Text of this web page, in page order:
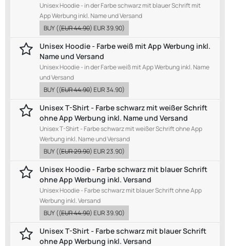
Unisex Hoodie - in der Farbe schwarz mit blauer Schrift mit
App Werbung inkl. Name und Versand
BUY((EUR 44.90)EUR 39.90)
Unisex Hoodie - Farbe weiß mit App Werbung inkl.
Name und Versand
Unisex Hoodie - in der Farbe weiß mit App Werbung inkl. Name
und Versand
BUY((EUR 44.90)EUR 34.90)
Unisex T-Shirt - Farbe schwarz mit weißer Schrift
ohne App Werbung inkl. Name und Versand
Unisex T-Shirt - Farbe schwarz mit weißer Schrift ohne App
Werbung inkl. Name und Versand
BUY((EUR 29.90)EUR 23.90)
Unisex Hoodie - Farbe schwarz mit blauer Schrift
ohne App Werbung inkl. Versand
Unisex Hoodie - Farbe schwarz mit blauer Schrift ohne App
Werbung inkl. Versand
BUY((EUR 44.90)EUR 39.90)
Unisex T-Shirt - Farbe schwarz mit blauer Schrift
ohne App Werbung inkl. Versand